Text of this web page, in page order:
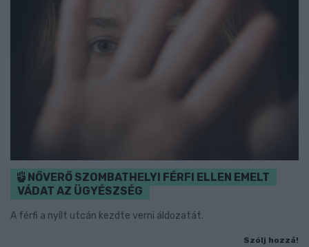
NŐVERŐ SZOMBATHELYI FÉRFI ELLEN EMELT
VÁDAT AZ ÜGYÉSZSÉG
A férfi a nyílt utcán kezdte verni áldozatát.
Szólj hozzá!